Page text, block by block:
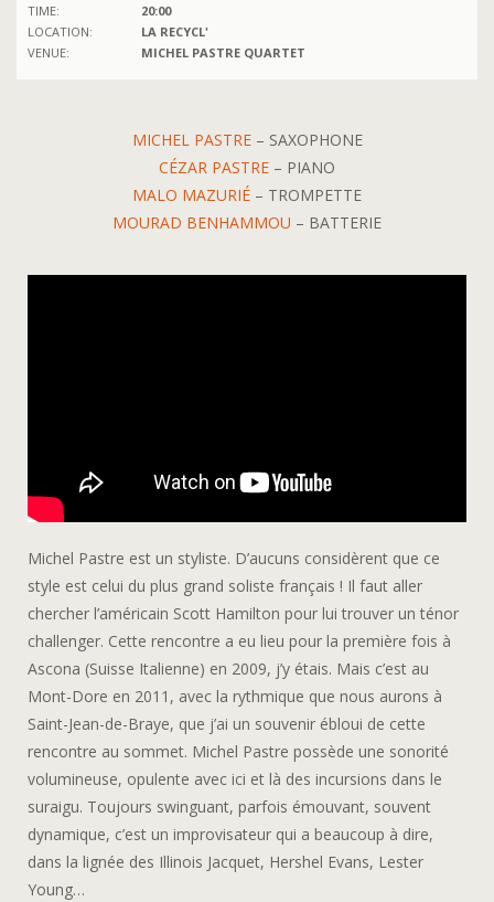
TIME:
20:00
LOCATION:
LA RECYCL'
VENUE:
MICHEL PASTRE QUARTET
MICHEL PASTRE– SAXOPHONE
CÉZAR PASTRE – PIANO
MALO MAZURIÉ – TROMPETTE
MOURAD BENHAMMOU – BATTERIE
Michel Pastre est un styliste. D’aucuns considèrent que ce
style est celui du plus grand soliste français ! Il faut aller
chercher l’américain Scott Hamilton pour lui trouver un ténor
challenger. Cette rencontre a eu lieu pour la première fois à
Ascona (Suisse Italienne) en 2009, j’y étais. Mais c’est au
Mont-Dore en 2011, avec la rythmique que nous aurons à
Saint-Jean-de-Braye, que j’ai un souvenir ébloui de cette
rencontre au sommet. Michel Pastre possède une sonorité
volumineuse, opulente avec ici et là des incursions dans le
suraigu. Toujours swinguant, parfois émouvant, souvent
dynamique, c’est un improvisateur qui a beaucoup à dire,
dans la lignée des Illinois Jacquet, Hershel Evans, Lester
Young…